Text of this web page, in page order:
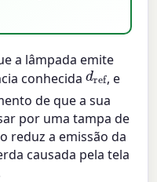
a lâmpada emite
conhecidadref, e
de que a sua
por uma tampa de
reduz a emissão da
causada pela tela